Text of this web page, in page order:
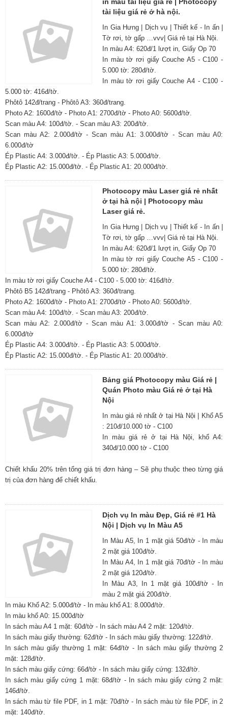
in màu tài liệu giá rẻ | Photocopy
tài liệu giá rẻ ở hà nội.
In Gia Hưng | Dịch vụ | Thiết kế - In ấn |
Tờ rơi, tờ gấp …vvv| Giá rẻ tại Hà Nội.
In màu A4: 620đ/1 lượt in, Giấy Op 70
In màu tờ rơi giấy Couche A5 - C100 -
5.000 tờ: 280đ/tờ.
In màu tờ rơi giấy Couche A4 - C100 -
5.000 tờ: 416đ/tờ.
Phôtô 142đ/trang - Phôtô A3: 360đ/trang.
Photo A2: 1600đ/tờ - Photo A1: 2700đ/tờ - Photo A0: 5600đ/tờ.
Scan màu A4: 100đ/tờ. - Scan màu A3: 200đ/tờ.
Scan màu A2: 2.000đ/tờ - Scan màu A1: 3.000đ/tờ - Scan màu A0:
6.000đ/tờ
Ép Plastic A4: 3.000đ/tờ. - Ép Plastic A3: 5.000đ/tờ.
Ép Plastic A2: 15.000đ/tờ. - Ép Plastic A1: 20.000đ/tờ.
Photocopy màu Laser giá rẻ nhất
ở tại hà nội | Photocopy màu
Laser giá rẻ.
In Gia Hưng | Dịch vụ | Thiết kế - In ấn |
Tờ rơi, tờ gấp …vvv| Giá rẻ tại Hà Nội.
In màu A4: 620đ/1 lượt in, Giấy Op 70
In màu tờ rơi giấy Couche A5 - C100 -
5.000 tờ: 280đ/tờ.
In màu tờ rơi giấy Couche A4 - C100 - 5.000 tờ: 416đ/tờ.
Phôtô B5 142đ/trang - Phôtô A3: 360đ/trang.
Photo A2: 1600đ/tờ - Photo A1: 2700đ/tờ - Photo A0: 5600đ/tờ.
Scan màu A4: 100đ/tờ. - Scan màu A3: 200đ/tờ.
Scan màu A2: 2.000đ/tờ - Scan màu A1: 3.000đ/tờ - Scan màu A0:
6.000đ/tờ
Ép Plastic A4: 3.000đ/tờ. - Ép Plastic A3: 5.000đ/tờ.
Ép Plastic A2: 15.000đ/tờ. - Ép Plastic A1: 20.000đ/tờ.
Bảng giá Photocopy màu Giá rẻ |
Quán Photo màu Giá rẻ ở tại Hà
Nội
In màu giá rẻ nhất ở tại Hà Nội | Khổ A5
: 210đ/10.000 tờ - C100
In màu giá rẻ ở tại Hà Nội, khổ A4:
340đ/10.000 tờ - C100
Chiết khấu 20% trên tổng giá trị đơn hàng – Sẽ phụ thuộc theo từng giá
trị của đơn hàng để chiết khấu.
Dịch vụ In màu Đẹp, Giá rẻ #1 Hà
Nội | Dịch vụ In Màu A5
In Màu A5, In 1 mặt giá 50đ/tờ - In màu
2 mặt giá 100đ/tờ.
In Màu A4, In 1 mặt giá 70đ/tờ - In màu
2 mặt giá 120đ/tờ.
In Màu A3, In 1 mặt giá 100đ/tờ - In
màu 2 mặt giá 200đ/tờ.
In màu Khổ A2: 5.000đ/tờ - In màu khổ A1: 8.000đ/tờ.
In màu khổ A0: 15.000đ/tờ
In sách màu A4 1 mặt: 60đ/tờ - In sách màu A4 2 mặt: 120đ/tờ.
In sách màu giấy thường: 62đ/tờ - In sách màu giấy thường: 122đ/tờ.
In sách màu giấy thường 1 mặt: 64đ/tờ - In sách màu giấy thường 2
mặt: 128đ/tờ.
In sách màu giấy cứng: 66đ/tờ - In sách màu giấy cứng: 132đ/tờ.
In sách màu giấy cứng 1 mặt: 68đ/tờ - In sách màu giấy cứng 2 mặt:
146đ/tờ.
In sách màu từ file PDF, in 1 mặt: 70đ/tờ - In sách màu từ file PDF, in 2
mặt: 140đ/tờ.